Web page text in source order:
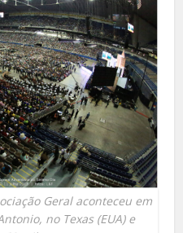
Geral aconteceu em
no Texas (EUA) e